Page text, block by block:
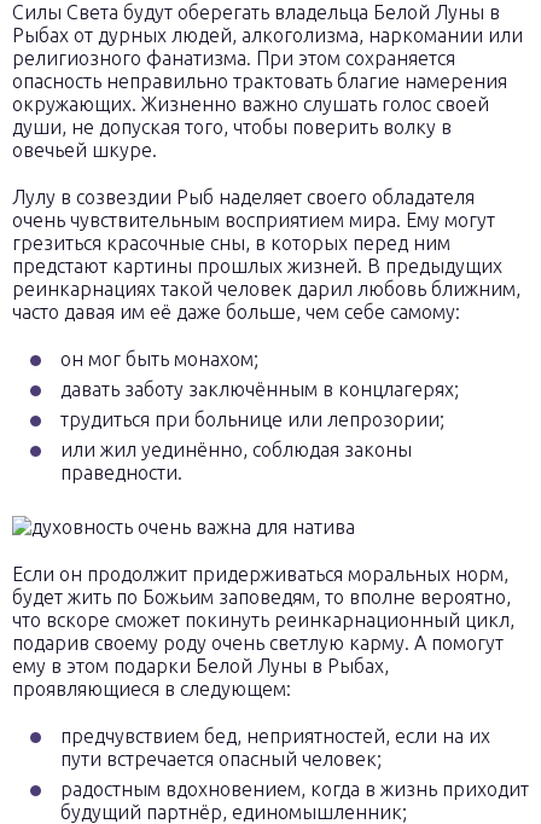
Силы Света будут оберегать владельца Белой Луны в
Рыбах от дурных людей, алкоголизма, наркомании или
религиозного фанатизма. При этом сохраняется
опасность неправильно трактовать благие намерения
окружающих. Жизненно важно слушать голос своей
души, не допуская того, чтобы поверить волку в
овечьей шкуре.
Лулу в созвездии Рыб наделяет своего обладателя
очень чувствительным восприятием мира. Ему могут
грезиться красочные сны, в которых перед ним
предстают картины прошлых жизней. В предыдущих
реинкарнациях такой человек дарил любовь ближним,
часто давая им её даже больше, чем себе самому:
он мог быть монахом;
давать заботу заключённым в концлагерях;
трудиться при больнице или лепрозории;
или жил уединённо, соблюдая законы
праведности.
Если он продолжит придерживаться моральных норм,
будет жить по Божьим заповедям, то вполне вероятно,
что вскоре сможет покинуть реинкарнационный цикл,
подарив своему роду очень светлую карму. А помогут
ему в этом подарки Белой Луны в Рыбах,
проявляющиеся в следующем:
предчувствием бед, неприятностей, если на их
пути встречается опасный человек;
радостным вдохновением, когда в жизнь приходит
будущий партнёр, единомышленник;